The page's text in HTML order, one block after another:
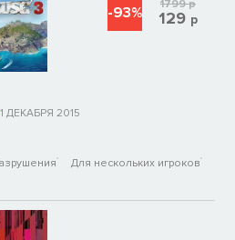
1 ДЕКАБРЯ 2015
Для нескольких игроков
-93% 1799р
129 р